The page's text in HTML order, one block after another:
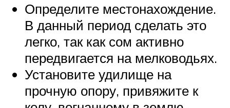
Определите местонахождение.
В данный период сделать это
легко, так как сом активно
передвигается на мелководьях.
Установите удилище на
прочную опору, привяжите к